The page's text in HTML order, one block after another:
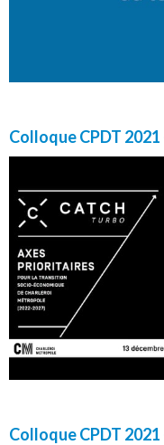
Colloque CPDT
Colloque CPDT